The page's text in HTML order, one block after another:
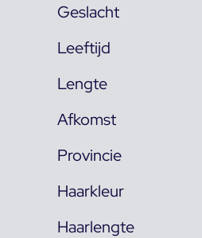
Geslacht
Leeftijd
Lengte
Afkomst
Provincie
Haarkleur
Haarlengte